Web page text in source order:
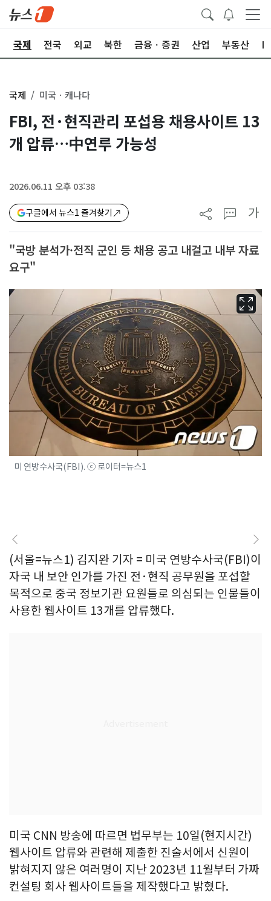
국제 전국 외교 북한 금융ㆍ증권 산업 부동산
국제 미국ㆍ캐나다
FBI, 전·현직관리 포섭용 채용사이트 13
개 압류…中연루 가능성
2026.06.11 오후 03:38
구글에서 뉴스1 즐겨찾기 가
"국방 분석가·전직 군인 등 채용 공고 내걸고 내부 자료
요구"
미 연방수사국(FBI). ⓒ 로이터=뉴스1
(서울=뉴스1) 김지완 기자 = 미국 연방수사국(FBI)이
자국 내 보안 인가를 가진 전·현직 공무원을 포섭할
목적으로 중국 정보기관 요원들로 의심되는 인물들이
사용한 웹사이트 13개를 압류했다.
미국 CNN 방송에 따르면 법무부는 10일(현지시간)
웹사이트 압류와 관련해 제출한 진술서에서 신원이
밝혀지지 않은 여러명이 지난 2023년 11월부터 가짜
컨설팅 회사 웹사이트들을 제작했다고 밝혔다.